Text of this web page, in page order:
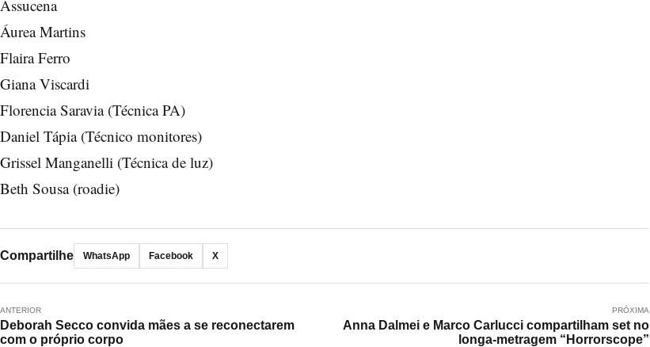
Assucena
Áurea Martins
Flaira Ferro
Giana Viscardi
Florencia Saravia (Técnica PA)
Daniel Tápia (Técnico monitores)
Grissel Manganelli (Técnica de luz)
Beth Sousa (roadie)
Compartilhe WhatsApp Facebook X
ANTERIOR
Deborah Secco convida mães a se reconectarem
com o próprio corpo
PRÓXIMA
Anna Dalmei e Marco Carlucci compartilham set no
longa-metragem “Horrorscope”